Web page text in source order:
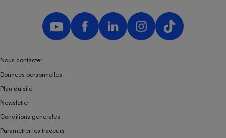
Nous contacter
Données personnelles
Plan du site
Newsletter
Conditions générales
Paramétrer les traceurs